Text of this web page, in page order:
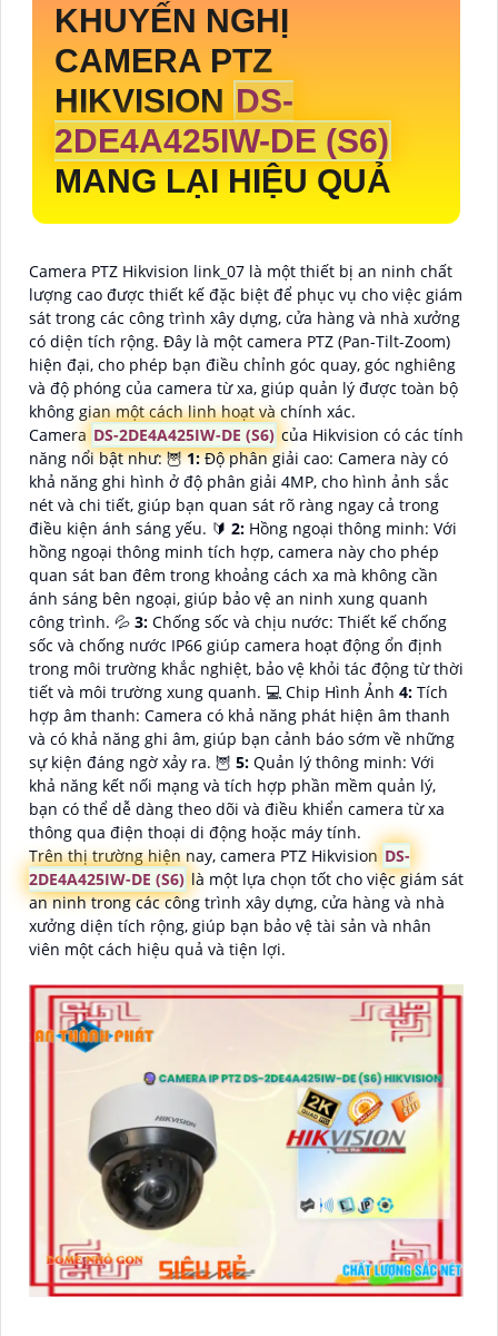
KHUYẾN NGHỊ
CAMERA PTZ
HIKVISION DS-
2DE4A425IW-DE (S6)
MANG LẠI HIỆU QUẢ
Camera PTZ Hikvision link_07 là một thiết bị an ninh chất
lượng cao được thiết kế đặc biệt để phục vụ cho việc giám
sát trong các công trình xây dựng, cửa hàng và nhà xưởng
có diện tích rộng. Đây là một camera PTZ (Pan-Tilt-Zoom)
hiện đại, cho phép bạn điều chỉnh góc quay, góc nghiêng
và độ phóng của camera từ xa, giúp quản lý được toàn bộ
không gian một cách linh hoạt và chính xác.
Camera DS-2DE4A425IW-DE (S6) của Hikvision có các tính
năng nổi bật như: 🦉1:Độ phân giải cao: Camera này có
khả năng ghi hình ở độ phân giải 4MP, cho hình ảnh sắc
nét và chi tiết, giúp bạn quan sát rõ ràng ngay cả trong
điều kiện ánh sáng yếu. 🔰 2: Hồng ngoại thông minh: Với
hồng ngoại thông minh tích hợp, camera này cho phép
quan sát ban đêm trong khoảng cách xa mà không cần
ánh sáng bên ngoại, giúp bảo vệ an ninh xung quanh
công trình. 💦 3: Chống sốc và chịu nước: Thiết kế chống
sốc và chống nước IP66 giúp camera hoạt động ổn định
trong môi trường khắc nghiệt, bảo vệ khỏi tác động từ thời
tiết và môi trường xung quanh. 💻 Chip Hình Ảnh 4: Tích
hợp âm thanh: Camera có khả năng phát hiện âm thanh
và có khả năng ghi âm, giúp bạn cảnh báo sớm về những
sự kiện đáng ngờ xảy ra. 🦉 5: Quản lý thông minh: Với
khả năng kết nối mạng và tích hợp phần mềm quản lý,
bạn có thể dễ dàng theo dõi và điều khiển camera từ xa
thông qua điện thoại di động hoặc máy tính.
Trên thị trường hiện nay, camera PTZ Hikvision DS-
2DE4A425IW-DE (S6) là một lựa chọn tốt cho việc giám sát
an ninh trong các công trình xây dựng, cửa hàng và nhà
xưởng diện tích rộng, giúp bạn bảo vệ tài sản và nhân
viên một cách hiệu quả và tiện lợi.